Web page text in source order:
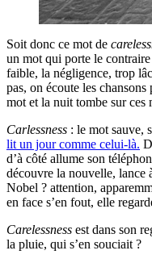
Soit donc ce mot de
un mot qui porte le
faible, la négligence, trop
pas, on écoute les
mot et la nuit tombe sur ces
Carlessness : le mot sauve,
lit un jour comme celui-là.
d’à côté allume son
découvre la nouvelle, lance
Nobel ? attention,
en face s’en fout, elle
Carelessness est dans son
la pluie, qui s’en souciait ?